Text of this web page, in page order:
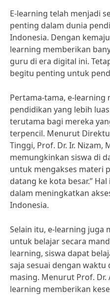
E-learning telah menjadi
penting dalam dunia
Indonesia. Dengan
learning memberikan
guru di era digital ini.
begitu penting untuk
Pertama-tama, e-learning
pendidikan yang lebih
terutama bagi mereka
terpencil. Menurut
Tinggi, Prof. Dr. Ir. Nizam,
memungkinkan siswa di
untuk mengakses materi
datang ke kota besar.”
dalam meningkatkan
Indonesia.
Selain itu, e-learning juga
untuk belajar secara
learning, siswa dapat
saja sesuai dengan
masing. Menurut Prof. Dr.
learning memberikan